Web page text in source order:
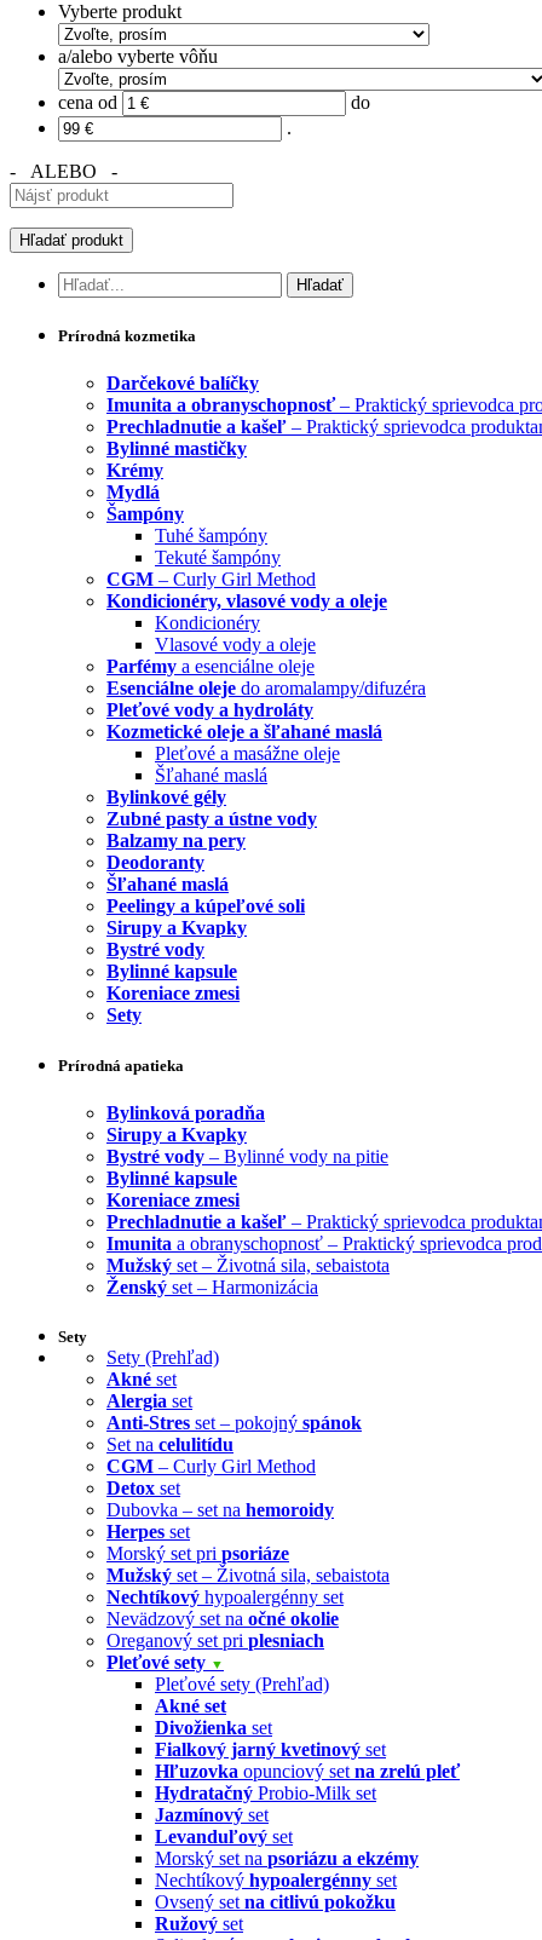
Vyberte produkt
a/alebo vyberte vôňu
cena od
do
.
- ALEBO -
Prírodná kozmetika
Darčekové balíčky
Imunita a obranyschopnosť– Praktický sprievodca
Prechladnutie a kašeľ – Praktický sprievodca
Bylinné mastičky
Krémy
Mydlá
Šampóny
Tuhé šampóny
Tekuté šampóny
CGM – Curly Girl Method
Kondicionéry, vlasové vody a oleje
Kondicionéry
Vlasové vody a oleje
Parfémy a esenciálne oleje
Esenciálne oleje do aromalampy/difuzéra
Pleťové vody a hydroláty
Kozmetické oleje a šľahané maslá
Pleťové a masážne oleje
Šľahané maslá
Bylinkové gély
Zubné pasty a ústne vody
Balzamy na pery
Deodoranty
Šľahané maslá
Peelingy a kúpeľové soli
Sirupy a Kvapky
Bystré vody
Bylinné kapsule
Koreniace zmesi
Sety
Prírodná apatieka
Bylinková poradňa
Sirupy a Kvapky
Bystré vody – Bylinné vody na pitie
Bylinné kapsule
Koreniace zmesi
Prechladnutie a kašeľ – Praktický sprievodca
Imunita a obranyschopnosť – Praktický sprievodca
Mužský set – Životná sila, sebaistota
Ženský set – Harmonizácia
Sety
Sety (Prehľad)
Akné set
Alergia set
Anti-Stres set – pokojný spánok
Set na celulitídu
CGM – Curly Girl Method
Detox set
Dubovka – set na hemoroidy
Herpes set
Morský set pri psoriáze
Mužský set – Životná sila, sebaistota
Nechtíkový hypoalergénny set
Nevädzový set na očné okolie
Oreganový set pri plesniach
Pleťové sety ▼
Pleťové sety (Prehľad)
Akné set
Divožienka set
Fialkový jarný kvetinový set
Hľuzovka opunciový set na zrelú pleť
Hydratačný Probio-Milk set
Jazmínový set
Levanduľový set
Morský set na psoriázu a ekzémy
Nechtíkový hypoalergénny set
Ovsený set na citlivú pokožku
Ružový set